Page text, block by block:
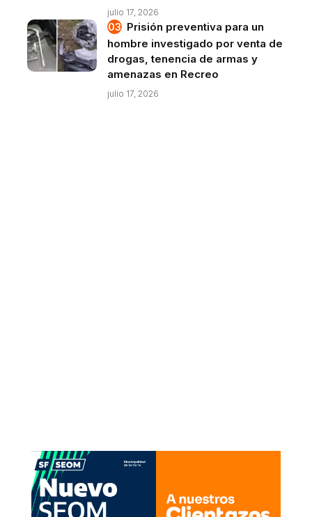
julio 17, 2026
Prisión preventiva para un
hombre investigado por venta de
drogas, tenencia de armas y
amenazas en Recreo
julio 17, 2026